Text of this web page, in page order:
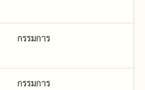
กรรมการ
กรรมการ